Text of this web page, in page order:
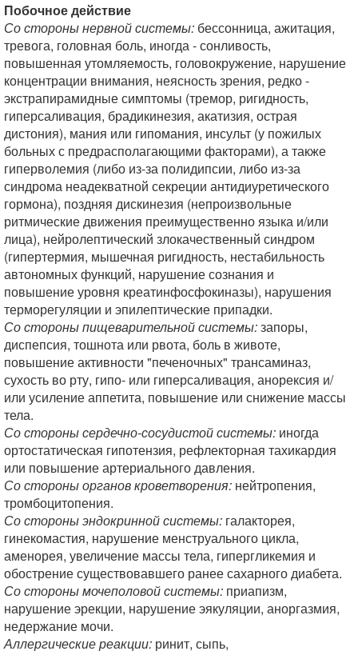
Побочное действие
Со стороны нервной системы: бессонница, ажитация,
тревога, головная боль, иногда - сонливость,
повышенная утомляемость, головокружение, нарушение
концентрации внимания, неясность зрения, редко -
экстрапирамидные симптомы (тремор, ригидность,
гиперсаливация, брадикинезия, акатизия, острая
дистония), мания или гипомания, инсульт (у пожилых
больных с предрасполагающими факторами), а также
гиперволемия (либо из-за полидипсии, либо из-за
синдрома неадекватной секреции антидиуретического
гормона), поздняя дискинезия (непроизвольные
ритмические движения преимущественно языка и/или
лица), нейролептический злокачественный синдром
(гипертермия, мышечная ригидность, нестабильность
автономных функций, нарушение сознания и
повышение уровня креатинфосфокиназы), нарушения
терморегуляции и эпилептические припадки.
Со стороны пищеварительной системы:запоры,
диспепсия, тошнота или рвота, боль в животе,
повышение активности "печеночных" трансаминаз,
сухость во рту, гипо- или гиперсаливация, анорексия и/
или усиление аппетита, повышение или снижение массы
тела.
Со стороны сердечно-сосудистой системы: иногда
ортостатическая гипотензия, рефлекторная тахикардия
или повышение артериального давления.
Со стороны органов кроветворения: нейтропения,
тромбоцитопения.
Со стороны эндокринной системы: галакторея,
гинекомастия, нарушение менструального цикла,
аменорея, увеличение массы тела, гипергликемия и
обострение существовавшего ранее сахарного диабета.
Со стороны мочеполовой системы: приапизм,
нарушение эрекции, нарушение эякуляции, аноргазмия,
недержание мочи.
Аллергические реакции: ринит, сыпь,